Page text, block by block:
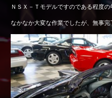
買取査定
Blog
公式ブログ
Shop info.
店舗紹介
Company
会社概要
ＮＳＸ－Ｔモデルですのである程度の
なかなか大変な作業でしたが、無事完